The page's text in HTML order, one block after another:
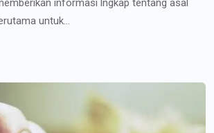
informasi lngkap tentang asal
untuk...